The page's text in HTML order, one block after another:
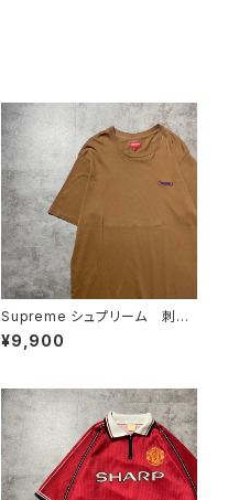
Supreme シュプリーム 刺繍
ワンポイント ブラウン Tシャ
ツ
¥9,900